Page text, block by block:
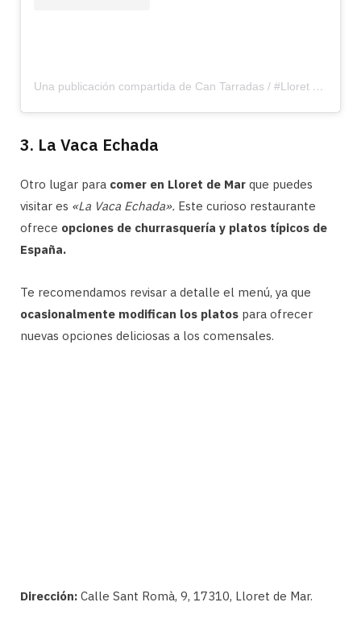
Una publicación compartida de Can Tarradas / #Lloret (@can_tarradas)
3. La Vaca Echada
Otro lugar para comer en Lloret de Mar que puedes
visitar es «La Vaca Echada». Este curioso restaurante
ofrece opciones de churrasquería y platos típicos de
España.
Te recomendamos revisar a detalle el menú, ya que
ocasionalmente modifican los platos para ofrecer
nuevas opciones deliciosas a los comensales.
Dirección: Calle Sant Romà, 9, 17310, Lloret de Mar.